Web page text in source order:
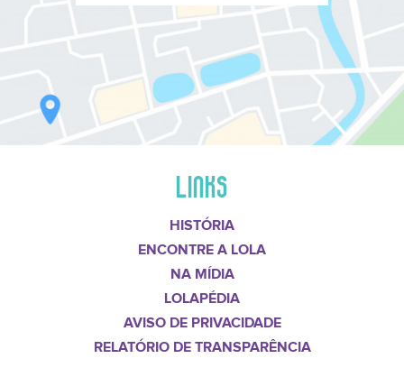
LINKS
HISTÓRIA
ENCONTRE A LOLA
NA MÍDIA
LOLAPÉDIA
AVISO DE PRIVACIDADE
RELATÓRIO DE TRANSPARÊNCIA